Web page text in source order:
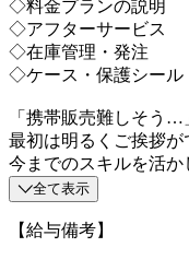
◇料金プランの説明
◇アフターサービス
◇在庫管理・発注
◇ケース・保護シール
「携帯販売難しそう…
最初は明るくご挨拶が
今までのスキルを活か
全て表示
【給与備考】